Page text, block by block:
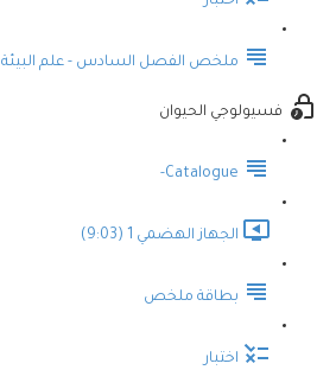
ملخص الفصل السادس - علم البيئة
فسيولوجي الحيوان
Catalogue-
الجهاز الهضمي 1 (9:03)
بطاقة ملخص
اختبار